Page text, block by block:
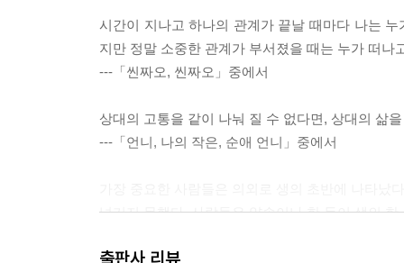
시간이 지나고 하나의 관계가 끝날 때마다 나는
지만 정말 소중한 관계가 부서졌을 때는 누가 떠나
---「씬짜오, 씬짜오」중에서
상대의 고통을 같이 나눠 질 수 없다면, 상대의 삶
---「언니, 나의 작은, 순애 언니」중에서
넘기지 못했다. 사람들은 약속이나 한 듯이 생의
때는 뭘 모르지 않았느냐고 이야기하면서.
출판사 리뷰